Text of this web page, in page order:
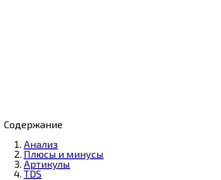
Содержание
Анализ
Плюсы и минусы
Артикулы
TDS